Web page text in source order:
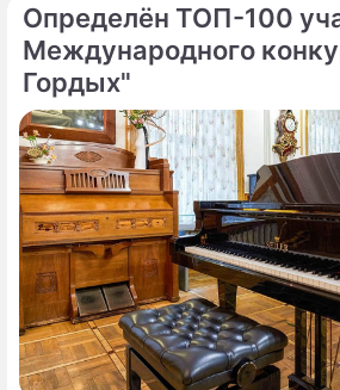
Определён ТОП-100
Международного
Гордых"